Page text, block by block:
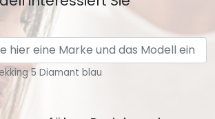
5 Diamant blau